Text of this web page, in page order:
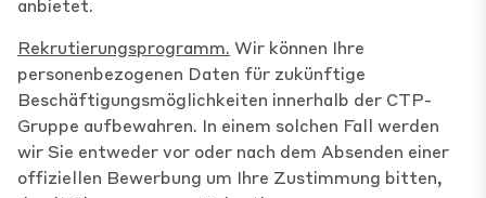
anbietet.
Rekrutierungsprogramm. Wir können Ihre
personenbezogenen Daten für zukünftige
Beschäftigungsmöglichkeiten innerhalb der CTP-
Gruppe aufbewahren. In einem solchen Fall werden
wir Sie entweder vor oder nach dem Absenden einer
offiziellen Bewerbung um Ihre Zustimmung bitten,